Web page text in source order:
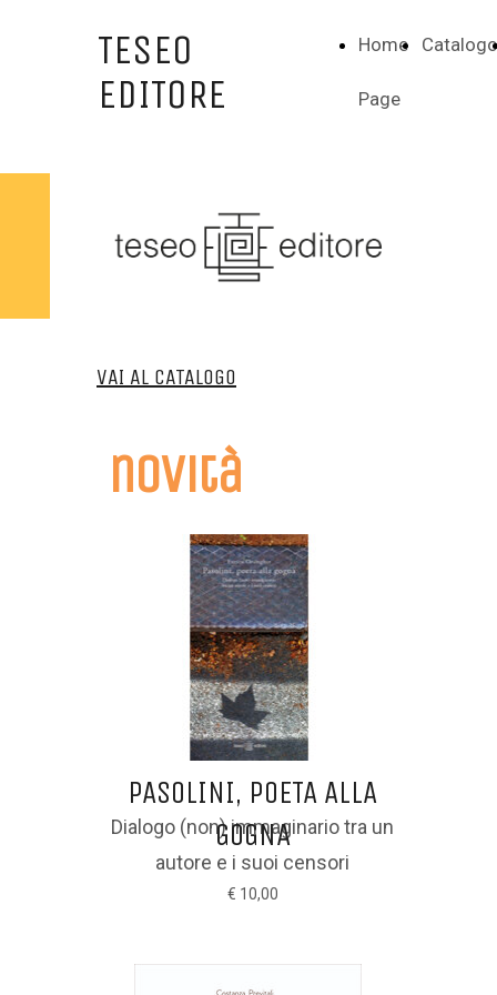
Home
Page
Catalogo
TESEO
EDITORE
VAI AL CATALOGO
novità
PASOLINI, POETA ALLA
GOGNA
Dialogo (non) immaginario tra un
autore e i suoi censori
€ 10,00